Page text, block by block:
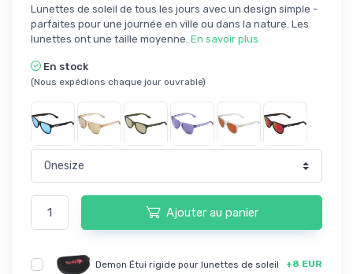
Lunettes de soleil de tous les jours avec un design simple -
parfaites pour une journée en ville ou dans la nature. Les
lunettes ont une taille moyenne. En savoir plus
En stock
(Nous expédions chaque jour ouvrable)
Ajouter au panier
Demon Étui rigide pour lunettes de soleil +8 EUR